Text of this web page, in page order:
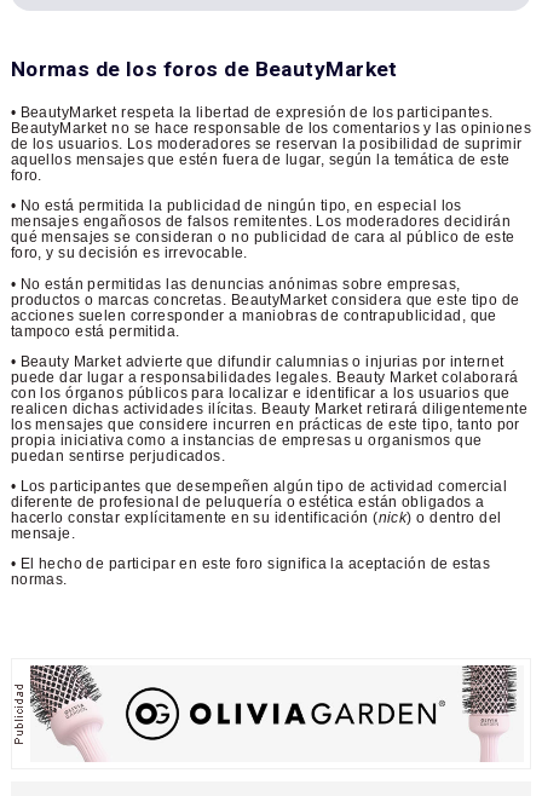
Normas de los foros de BeautyMarket
• BeautyMarket respeta la libertad de expresión de los participantes.
BeautyMarket no se hace responsable de los comentarios y las opiniones
de los usuarios. Los moderadores se reservan la posibilidad de suprimir
aquellos mensajes que estén fuera de lugar, según la temática de este
foro.
• No está permitida la publicidad de ningún tipo, en especial los
mensajes engañosos de falsos remitentes. Los moderadores decidirán
qué mensajes se consideran o no publicidad de cara al público de este
foro, y su decisión es irrevocable.
• No están permitidas las denuncias anónimas sobre empresas,
productos o marcas concretas. BeautyMarket considera que este tipo de
acciones suelen corresponder a maniobras de contrapublicidad, que
tampoco está permitida.
• Beauty Market advierte que difundir calumnias o injurias por internet
puede dar lugar a responsabilidades legales. Beauty Market colaborará
con los órganos públicos para localizar e identificar a los usuarios que
realicen dichas actividades ilícitas. Beauty Market retirará diligentemente
los mensajes que considere incurren en prácticas de este tipo, tanto por
propia iniciativa como a instancias de empresas u organismos que
puedan sentirse perjudicados.
• Los participantes que desempeñen algún tipo de actividad comercial
diferente de profesional de peluquería o estética están obligados a
hacerlo constar explícitamente en su identificación (nick) o dentro del
mensaje.
• El hecho de participar en este foro significa la aceptación de estas
normas.